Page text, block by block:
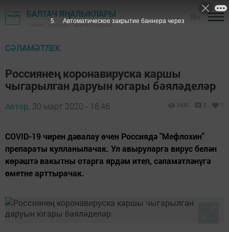
БАЛТАЧ ЯҢАЛЫКЛАРЫ
"Хезмәт" газетасы - Балтач районы
СӘЛАМӘТЛЕК
Россиянең коронавируска каршы
чыгарылган даруын югары бәяләделәр
Автор, 30 март 2020 - 18:46 3430 0 1
COVID-19 чирен дәвалау өчен Россиядә "Мефлохин"
препараты кулланылачак. Ул авыруларга вирус белән
көрәштә вакытны отарга ярдәм итеп, сәламәтләнүгә
өметне арттырачак.
4 Автоматическое закрытие баннера через